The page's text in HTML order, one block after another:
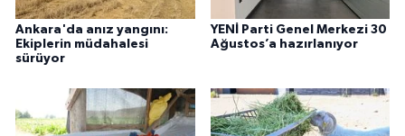
Ankara'da anız yangını:
Ekiplerin müdahalesi
sürüyor
YENİ Parti Genel Merkezi 30
Ağustos’a hazırlanıyor